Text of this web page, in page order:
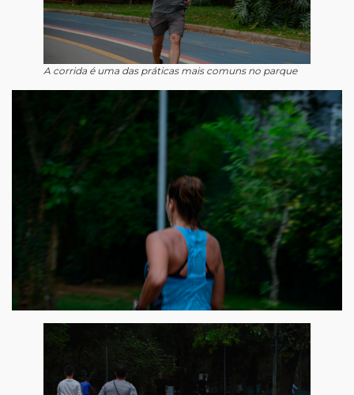
A corrida é uma das práticas mais comuns no parque